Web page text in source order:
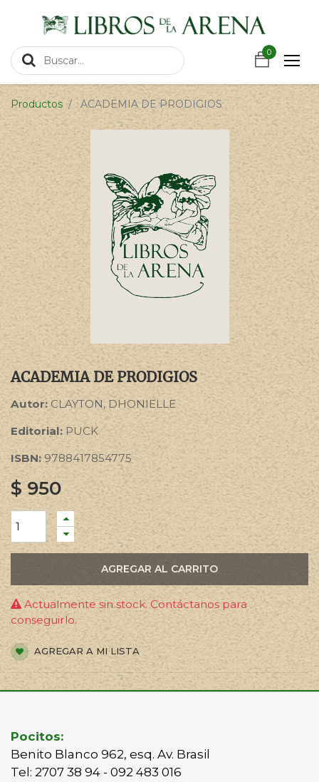
0
0
Productos ACADEMIA DE PRODIGIOS
ACADEMIA DE PRODIGIOS
Autor: CLAYTON, DHONIELLE
Editorial: PUCK
ISBN: 9788417854775
$950
AGREGAR AL CARRITO
Actualmente sin stock. Contáctanos para
conseguirlo.
AGREGAR A MI LISTA
Pocitos:
Benito Blanco 962, esq. Av. Brasil
Tel: 2707 38 94 - 092 483 016